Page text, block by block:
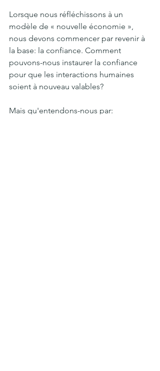
Lorsque nous réfléchissons à un
modèle de « nouvelle économie »,
nous devons commencer par revenir à
la base: la confiance. Comment
pouvons-nous instaurer la confiance
pour que les interactions humaines
soient à nouveau valables?
Mais qu'entendons-nous par: